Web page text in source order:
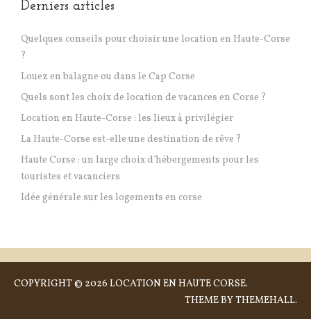
Derniers articles
Quelques conseils pour choisir une location en Haute-Corse
?
Louez en balagne ou dans le Cap Corse
Quels sont les choix de location de vacances en Corse ?
Location en Haute-Corse : les lieux à privilégier
La Haute-Corse est-elle une destination de rêve ?
Haute Corse : un large choix d’hébergements pour les
touristes et vacanciers
Idée générale sur les logements en corse
COPYRIGHT © 2026 LOCATION EN HAUTE CORSE.
THEME BYTHEMEHALL.